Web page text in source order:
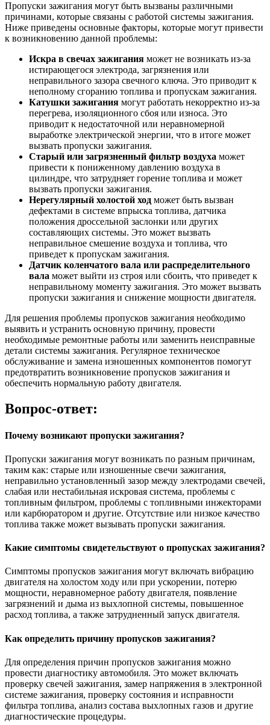
Пропуски зажигания могут быть вызваны различными
причинами, которые связаны с работой системы зажигания.
Ниже приведены основные факторы, которые могут привести
к возникновению данной проблемы:
Искра в свечах зажигания может не возникать из-за
истирающегося электрода, загрязнения или
неправильного зазора свечного ключа. Это приводит к
неполному сгоранию топлива и пропускам зажигания.
Катушки зажигания могут работать некорректно из-за
перегрева, изоляционного сбоя или износа. Это
приводит к недостаточной или неравномерной
выработке электрической энергии, что в итоге может
вызвать пропуски зажигания.
Старый или загрязненный фильтр воздуха может
привести к пониженному давлению воздуха в
цилиндре, что затрудняет горение топлива и может
вызвать пропуски зажигания.
Нерегулярный холостой ход может быть вызван
дефектами в системе впрыска топлива, датчика
положения дроссельной заслонки или других
составляющих системы. Это может вызвать
неправильное смешение воздуха и топлива, что
приведет к пропускам зажигания.
Датчик коленчатого вала или распределительного
вала может выйти из строя или сбоить, что приведет к
неправильному моменту зажигания. Это может вызвать
пропуски зажигания и снижение мощности двигателя.
Для решения проблемы пропусков зажигания необходимо
выявить и устранить основную причину, провести
необходимые ремонтные работы или заменить неисправные
детали системы зажигания. Регулярное техническое
обслуживание и замена изношенных компонентов помогут
предотвратить возникновение пропусков зажигания и
обеспечить нормальную работу двигателя.
Вопрос-ответ:
Почему возникают пропуски зажигания?
Пропуски зажигания могут возникать по разным причинам,
таким как: старые или изношенные свечи зажигания,
неправильно установленный зазор между электродами свечей,
слабая или нестабильная искровая система, проблемы с
топливным фильтром, проблемы с топливными инжекторами
или карбюратором и другие. Отсутствие или низкое качество
топлива также может вызывать пропуски зажигания.
Какие симптомы свидетельствуют о пропусках зажигания?
Симптомы пропусков зажигания могут включать вибрацию
двигателя на холостом ходу или при ускорении, потерю
мощности, неравномерное работу двигателя, появление
загрязнений и дыма из выхлопной системы, повышенное
расход топлива, а также затрудненный запуск двигателя.
Как определить причину пропусков зажигания?
Для определения причин пропусков зажигания можно
провести диагностику автомобиля. Это может включать
проверку свечей зажигания, замер напряжения в электронной
системе зажигания, проверку состояния и исправности
фильтра топлива, анализ состава выхлопных газов и другие
диагностические процедуры.